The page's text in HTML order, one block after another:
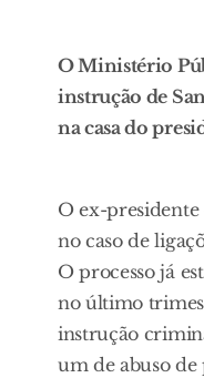
O Ministério
instrução de
na casa do
O ex-
no caso de
O processo já
no último
instrução
um de abuso